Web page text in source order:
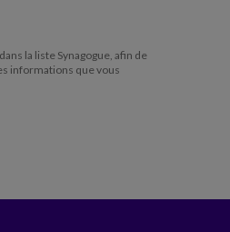
la liste Synagogue, afin de
informations que vous